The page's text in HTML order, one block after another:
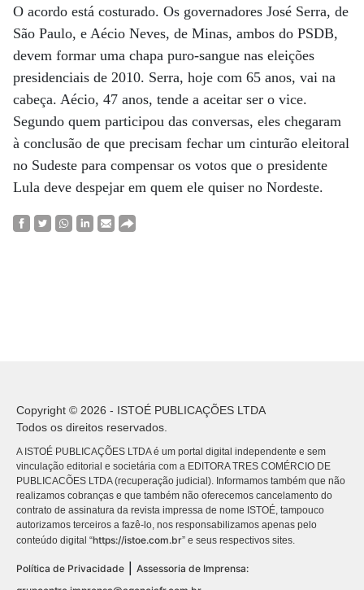
O acordo está costurado. Os governadores José Serra, de
São Paulo, e Aécio Neves, de Minas, ambos do PSDB,
devem formar uma chapa puro-sangue nas eleições
presidenciais de 2010. Serra, hoje com 65 anos, vai na
cabeça. Aécio, 47 anos, tende a aceitar ser o vice.
Segundo quem participou das conversas, eles chegaram
à conclusão de que precisam fechar um cinturão eleitoral
no Sudeste para compensar os votos que o presidente
Lula deve despejar em quem ele quiser no Nordeste.
Copyright © 2026 - ISTOÉ PUBLICAÇÕES LTDA
Todos os direitos reservados.
A ISTOÉ PUBLICAÇÕES LTDA é um portal digital independente e sem
vinculação editorial e societária com a EDITORA TRES COMÉRCIO DE
PUBLICACÕES LTDA (recuperação judicial). Informamos também que não
realizamos cobranças e que também não oferecemos cancelamento do
contrato de assinatura da revista impressa de nome ISTOÉ, tampouco
autorizamos terceiros a fazê-lo, nos responsabilizamos apenas pelo
conteúdo digital “https://istoe.com.br” e seus respectivos sites.
Política de Privacidade
Assessoria de Imprensa: